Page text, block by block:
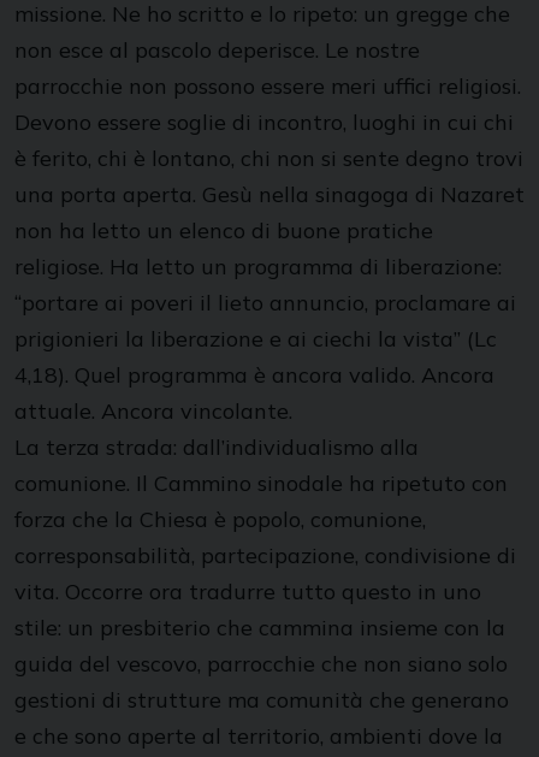
missione. Ne ho scritto e lo ripeto: un gregge che
non esce al pascolo deperisce. Le nostre
parrocchie non possono essere meri uffici religiosi.
Devono essere soglie di incontro, luoghi in cui chi
è ferito, chi è lontano, chi non si sente degno trovi
una porta aperta. Gesù nella sinagoga di Nazaret
non ha letto un elenco di buone pratiche
religiose. Ha letto un programma di liberazione:
“portare ai poveri il lieto annuncio, proclamare ai
prigionieri la liberazione e ai ciechi la vista” (Lc
4,18). Quel programma è ancora valido. Ancora
attuale. Ancora vincolante.
La terza strada: dall’individualismo alla
comunione. Il Cammino sinodale ha ripetuto con
forza che la Chiesa è popolo, comunione,
corresponsabilità, partecipazione, condivisione di
vita. Occorre ora tradurre tutto questo in uno
stile: un presbiterio che cammina insieme con la
guida del vescovo, parrocchie che non siano solo
gestioni di strutture ma comunità che generano
e che sono aperte al territorio, ambienti dove la